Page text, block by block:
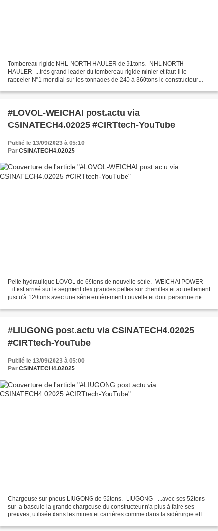
Tombereau rigide NHL-NORTH HAULER de 91tons. -NHL NORTH
HAULER- ...très grand leader du tombereau rigide minier et faut-il le
rappeler N°1 mondial sur les tonnages de 240 à 360tons le constructeur
#LOVOL-WEICHAI post.actu via
CSINATECH4.02025 #CIRTtech-YouTube
Publié le 13/09/2023 à 05:10
Par CSINATECH4.02025
Pelle hydraulique LOVOL de 69tons de nouvelle série. -WEICHAI POWER-
...il est arrivé sur le segment des grandes pelles sur chenilles et actuellement
jusqu'à 120tons avec une série entièrement nouvelle et dont personne ne
#LIUGONG post.actu via CSINATECH4.02025
#CIRTtech-YouTube
Publié le 13/09/2023 à 05:00
Par CSINATECH4.02025
Chargeuse sur pneus LIUGONG de 52tons. -LIUGONG - ...avec ses 52tons
sur la bascule la grande chargeuse du constructeur n'a plus à faire ses
preuves, utilisée dans les mines et carrières comme dans la sidérurgie et le